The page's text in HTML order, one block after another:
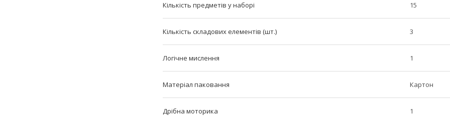
Кількість предметів у наборі 15
Кількість складових елементів (шт.) 3
Логічне мислення 1
Матеріал паковання Картон
Дрібна моторика 1